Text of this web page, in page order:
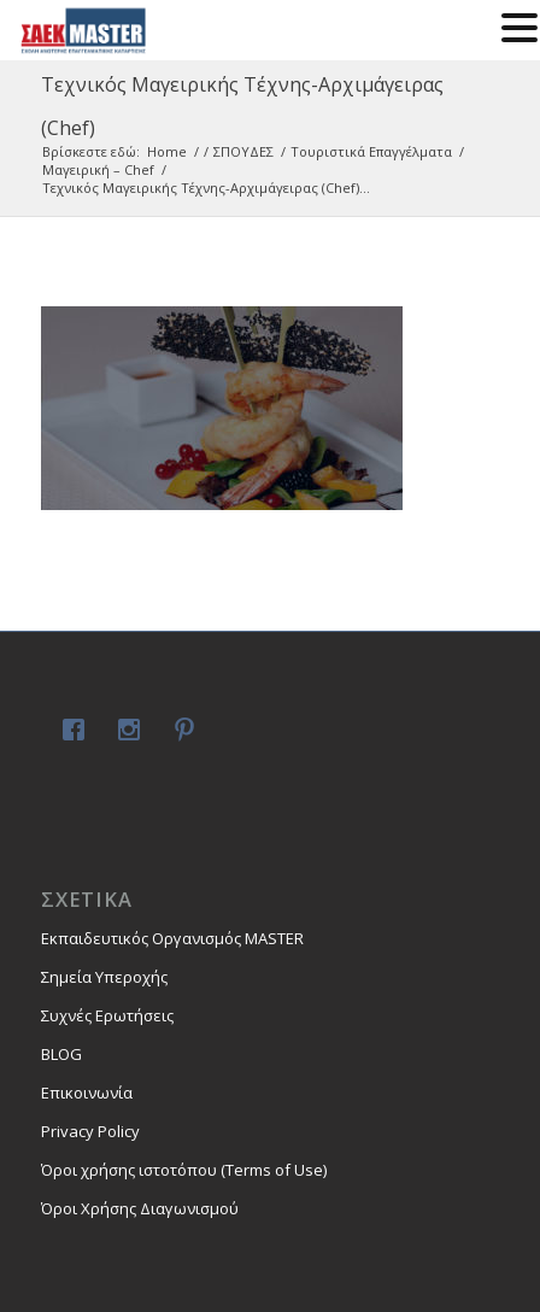
Τεχνικός Μαγειρικής Τέχνης-Αρχιμάγειρας
(Chef)
Βρίσκεστε εδώ: Home / / ΣΠΟΥΔΕΣ / Τουριστικά Επαγγέλματα /
Μαγειρική – Chef /
Τεχνικός Μαγειρικής Τέχνης-Αρχιμάγειρας (Chef)...
ΣΧΕΤΙΚΑ
Εκπαιδευτικός Οργανισμός MASTER
Σημεία Υπεροχής
Συχνές Ερωτήσεις
BLOG
Επικοινωνία
Privacy Policy
Όροι χρήσης ιστοτόπου (Terms of Use)
Όροι Χρήσης Διαγωνισμού